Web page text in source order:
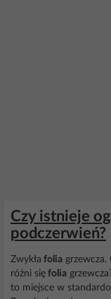
Czy istnieje
podczerwień?
Zwykła folia
różni się folia
to miejsce w